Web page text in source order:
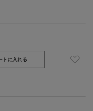
トに入れる